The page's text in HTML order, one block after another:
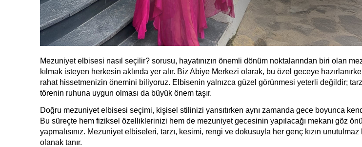
Mezuniyet elbisesi nasıl seçilir? sorusu, hayatınızın önemli dönüm noktalarından biri olan
kılmak isteyen herkesin aklında yer alır. Biz Abiye Merkezi olarak, bu özel geceye
rahat hissetmenizin önemini biliyoruz. Elbisenin yalnızca güzel görünmesi yeterli değildir;
törenin ruhuna uygun olması da büyük önem taşır.
Doğru mezuniyet elbisesi seçimi, kişisel stilinizi yansıtırken aynı zamanda gece boyunca
Bu süreçte hem fiziksel özelliklerinizi hem de mezuniyet gecesinin yapılacağı mekanı göz
yapmalısınız. Mezuniyet elbiseleri, tarzı, kesimi, rengi ve dokusuyla her genç kızın unutulmaz
olanak tanır.